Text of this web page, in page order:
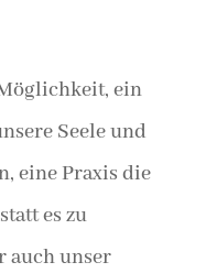
ein
Seele und
eine Praxis die
es zu
auch unser